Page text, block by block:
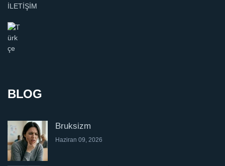
İLETİŞİM
BLOG
Bruksizm
Haziran 09, 2026